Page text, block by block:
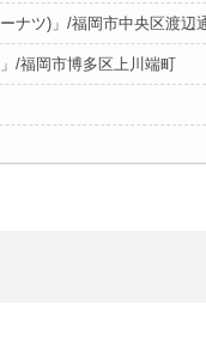
ナツ)」/福岡市中央区渡辺
/福岡市博多区上川端町